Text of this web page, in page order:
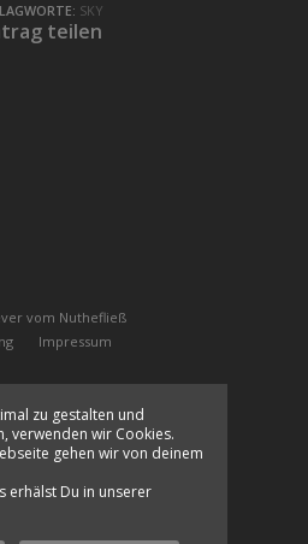
SKY
teilen
vom Nuthefließ
Impressum
zu gestalten und
verwenden wir Cookies.
gehen wir von deinem
erhälst Du in unserer